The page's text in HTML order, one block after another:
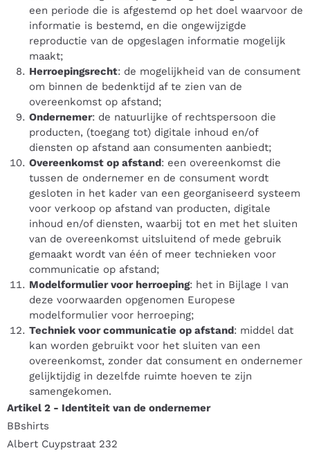
een periode die is afgestemd op het doel waarvoor de
informatie is bestemd, en die ongewijzigde
reproductie van de opgeslagen informatie mogelijk
maakt;
Herroepingsrecht: de mogelijkheid van de consument
om binnen de bedenktijd af te zien van de
overeenkomst op afstand;
Ondernemer: de natuurlijke of rechtspersoon die
producten, (toegang tot) digitale inhoud en/of
diensten op afstand aan consumenten aanbiedt;
Overeenkomst op afstand: een overeenkomst die
tussen de ondernemer en de consument wordt
gesloten in het kader van een georganiseerd systeem
voor verkoop op afstand van producten, digitale
inhoud en/of diensten, waarbij tot en met het sluiten
van de overeenkomst uitsluitend of mede gebruik
gemaakt wordt van één of meer technieken voor
communicatie op afstand;
Modelformulier voor herroeping: het in Bijlage I van
deze voorwaarden opgenomen Europese
modelformulier voor herroeping;
Techniek voor communicatie op afstand: middel dat
kan worden gebruikt voor het sluiten van een
overeenkomst, zonder dat consument en ondernemer
gelijktijdig in dezelfde ruimte hoeven te zijn
samengekomen.
Artikel 2 - Identiteit van de ondernemer
BBshirts
Albert Cuypstraat 232